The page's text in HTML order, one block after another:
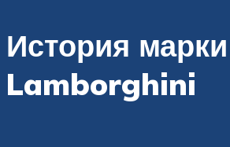
История марки
Lamborghini